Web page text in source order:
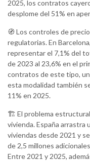
2025, los contratos
desplome del 51% en
🧭 Los controles de
regulatorias. En
representar el 7,1% del
de 2023 al 23,6% en el
contratos de este tipo, un
esta modalidad también
11% en 2025.
🏗 El problema
vivienda. España arrastra
viviendas desde 2021 y
de 2,5 millones
Entre 2021 y 2025,